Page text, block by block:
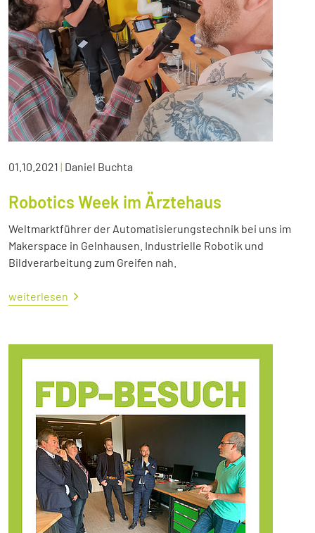
01.10.2021 | Daniel Buchta
Robotics Week im Ärztehaus
Weltmarktführer der Automatisierungstechnik bei uns im
Makerspace in Gelnhausen. Industrielle Robotik und
Bildverarbeitung zum Greifen nah.
weiterlesen